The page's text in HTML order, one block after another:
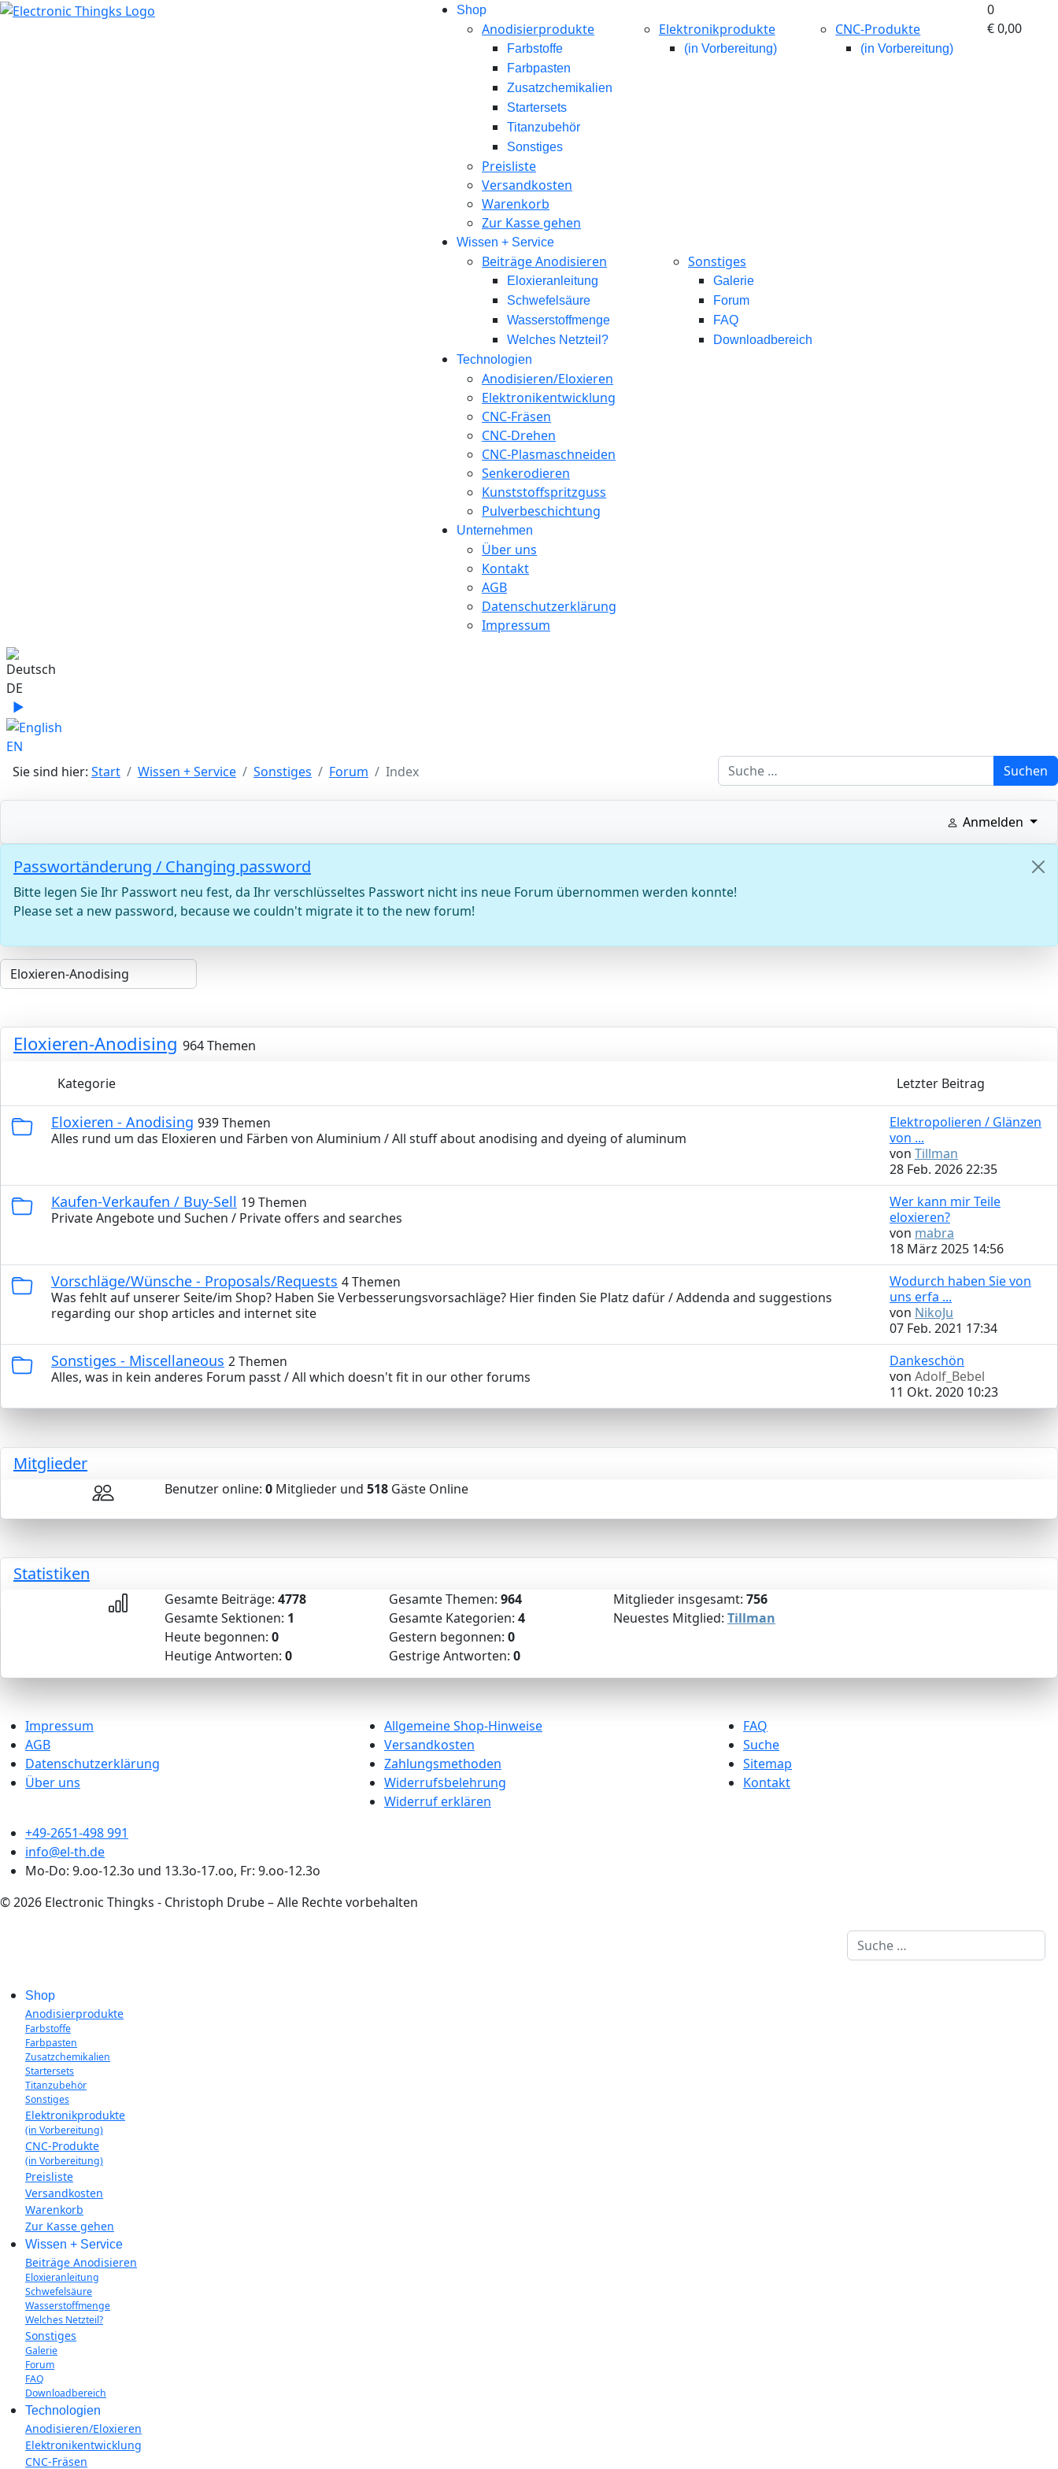
Shop
Anodisierprodukte
Farbstoffe
Farbpasten
Zusatzchemikalien
Startersets
Titanzubehör
Sonstiges
Elektronikprodukte
(in Vorbereitung)
CNC-Produkte
(in Vorbereitung)
Preisliste
Versandkosten
Warenkorb
Zur Kasse gehen
Wissen + Service
Beiträge Anodisieren
Eloxieranleitung
Schwefelsäure
Wasserstoffmenge
Welches Netzteil?
Sonstiges
Galerie
Forum
FAQ
Downloadbereich
Technologien
Anodisieren/Eloxieren
Elektronikentwicklung
CNC-Fräsen
CNC-Drehen
CNC-Plasmaschneiden
Senkerodieren
Kunststoffspritzguss
Pulverbeschichtung
Unternehmen
Über uns
Kontakt
AGB
Datenschutzerklärung
Impressum
0
€ 0,00‎
Sprache auswählen
DE
▶
EN
Sie sind hier: Start Wissen + Service Sonstiges Forum Index Suchen Suchen
Anmelden
Passwortänderung / Changing password
Bitte legen Sie Ihr Passwort neu fest, da Ihr verschlüsseltes Passwort nicht ins neue Forum übernommen werden konnte!
Please set a new password, because we couldn't migrate it to the new forum!
Eloxieren-Anodising 964 Themen
Kategorie Letzter Beitrag
Eloxieren - Anodising 939 Themen
Alles rund um das Eloxieren und Färben von Aluminium / All stuff about anodising and dyeing of aluminum
Elektropolieren / Glänzen
von ...
von Tillman
28 Feb. 2026 22:35
Kaufen-Verkaufen / Buy-Sell 19 Themen
Private Angebote und Suchen / Private offers and searches
Wer kann mir Teile
eloxieren?
von mabra
18 März 2025 14:56
Vorschläge/Wünsche - Proposals/Requests 4 Themen
Was fehlt auf unserer Seite/im Shop? Haben Sie Verbesserungsvorsachläge? Hier finden Sie Platz dafür / Addenda and suggestions
regarding our shop articles and internet site
Wodurch haben Sie von
uns erfa ...
von NikoJu
07 Feb. 2021 17:34
Sonstiges - Miscellaneous 2 Themen
Alles, was in kein anderes Forum passt / All which doesn't fit in our other forums
Dankeschön
von Adolf_Bebel
11 Okt. 2020 10:23
Mitglieder
Benutzer online: 0 Mitglieder und 518 Gäste Online
Statistiken
Gesamte Beiträge: 4778
Gesamte Sektionen: 1
Heute begonnen: 0
Heutige Antworten: 0
Gesamte Themen: 964
Gesamte Kategorien: 4
Gestern begonnen: 0
Gestrige Antworten: 0
Mitglieder insgesamt: 756
Neuestes Mitglied: Tillman
Impressum
AGB
Datenschutzerklärung
Über uns
Allgemeine Shop-Hinweise
Versandkosten
Zahlungsmethoden
Widerrufsbelehrung
Widerruf erklären
FAQ
Suche
Sitemap
Kontakt
+49-2651-498 991
info@el-th.de
Mo-Do: 9.oo-12.3o und 13.3o-17.oo, Fr: 9.oo-12.3o
© 2026 Electronic Thingks - Christoph Drube – Alle Rechte vorbehalten
Suchen
Shop
Anodisierprodukte
Farbstoffe
Farbpasten
Zusatzchemikalien
Startersets
Titanzubehör
Sonstiges
Elektronikprodukte
(in Vorbereitung)
CNC-Produkte
(in Vorbereitung)
Preisliste
Versandkosten
Warenkorb
Zur Kasse gehen
Wissen + Service
Beiträge Anodisieren
Eloxieranleitung
Schwefelsäure
Wasserstoffmenge
Welches Netzteil?
Sonstiges
Galerie
Forum
FAQ
Downloadbereich
Technologien
Anodisieren/Eloxieren
Elektronikentwicklung
CNC-Fräsen